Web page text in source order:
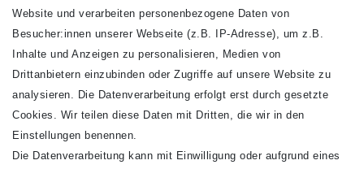
VERSANDARTEN
Website und verarbeiten personenbezogene Daten von
Besucher:innen unserer Webseite (z.B. IP-Adresse), um z.B.
Inhalte und Anzeigen zu personalisieren, Medien von
Drittanbietern einzubinden oder Zugriffe auf unsere Website zu
analysieren. Die Datenverarbeitung erfolgt erst durch gesetzte
Cookies. Wir teilen diese Daten mit Dritten, die wir in den
Einstellungen benennen.
Die Datenverarbeitung kann mit Einwilligung oder aufgrund eines